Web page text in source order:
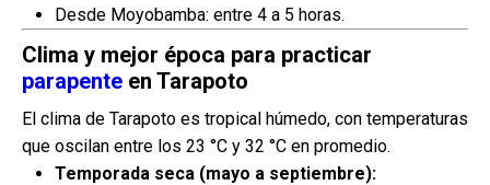
Desde Moyobamba: entre 4 a 5 horas.
Clima y mejor época para practicar
parapente en Tarapoto
El clima de Tarapoto es tropical húmedo, con temperaturas
que oscilan entre los 23 °C y 32 °C en promedio.
Temporada seca (mayo a septiembre):